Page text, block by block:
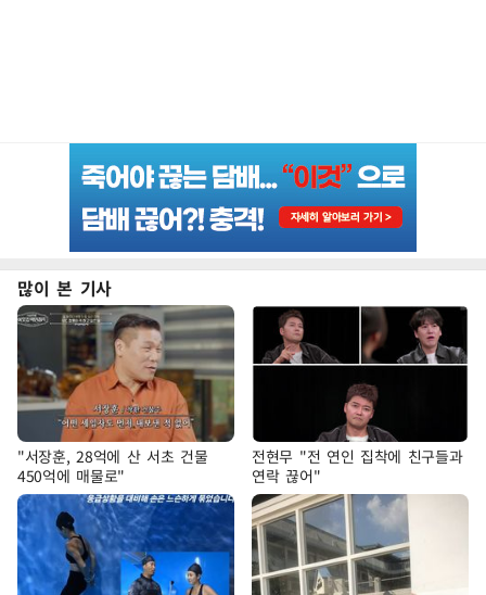
많이 본 기사
"서장훈, 28억에 산 서초 건물
450억에 매물로"
전현무 "전 연인 집착에 친구들과
연락 끊어"